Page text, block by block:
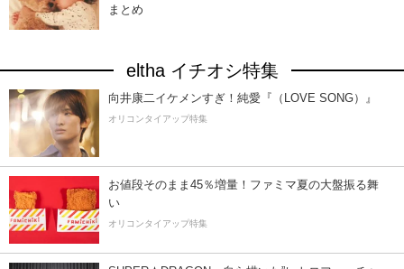
まとめ
eltha イチオシ特集
向井康二イケメンすぎ！純愛『（LOVE SONG）』
オリコンタイアップ特集
お値段そのまま45％増量！ファミマ夏の大盤振る舞
い
オリコンタイアップ特集